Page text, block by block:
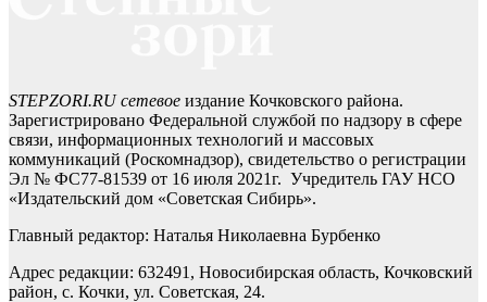
STEPZORI.RU сетевое издание Кочковского района.
Зарегистрировано Федеральной службой по надзору в сфере
связи, информационных технологий и массовых
коммуникаций (Роскомнадзор), свидетельство о регистрации
Эл № ФС77-81539 от 16 июля 2021г. Учредитель ГАУ НСО
«Издательский дом «Советская Сибирь».
Главный редактор: Наталья Николаевна Бурбенко
Адрес редакции: 632491, Новосибирская область, Кочковский
район, с. Кочки, ул. Советская, 24.